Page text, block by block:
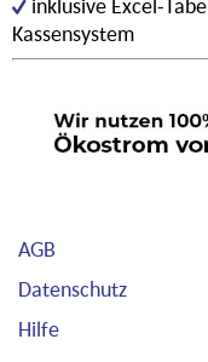
Kassensystem
AGB
Datenschutz
Hilfe